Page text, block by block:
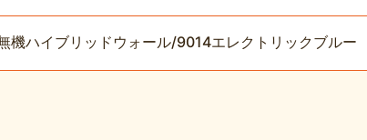
機ハイブリッドウォール/9014エレクトリックブルー